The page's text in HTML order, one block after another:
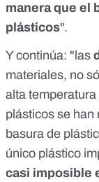
manera que el
plásticos".
Y continúa: "las
materiales, no
alta
plásticos se han
basura de
único plástico
casi imposible